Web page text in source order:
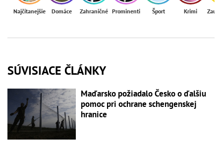
Najčítanejšie Domáce Zahraničné Prominenti Šport Krimi
SÚVISIACE ČLÁNKY
Maďarsko požiadalo Česko o ďalšiu
pomoc pri ochrane schengenskej
hranice